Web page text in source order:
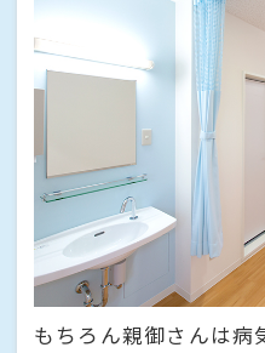
もちろん親御さんは病